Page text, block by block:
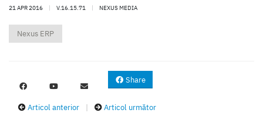
21 APR 2016 | V.16.15.71 | NEXUS MEDIA
Nexus ERP
Share
Articol anterior | Articol următor